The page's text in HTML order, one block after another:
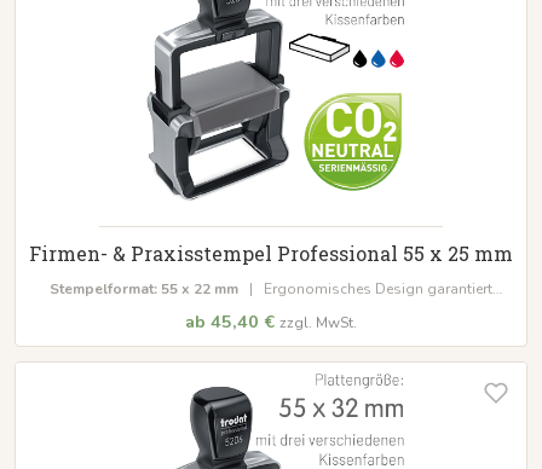
Firmen- & Praxisstempel Professional 55 x 25 mm
Stempelformat: 55 x 22 mm | Ergonomisches Design garantiert
wasserlöslich und dokumentenecht
ab 45,40 € zzgl. MwSt.